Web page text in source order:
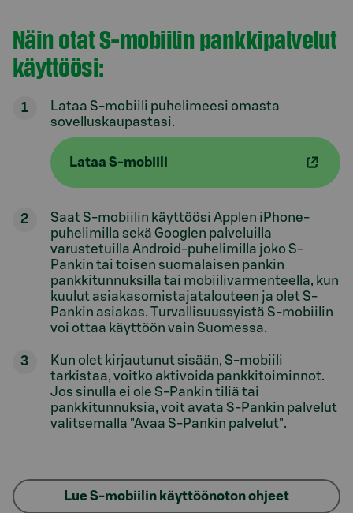
Näin otat S-mobiilin pankkipalvelut
käyttöösi:
Lataa S-mobiili puhelimeesi omasta
sovelluskaupastasi.
Lataa S-mobiili
Saat S-mobiilin käyttöösi Applen iPhone-
puhelimilla sekä Googlen palveluilla
varustetuilla Android-puhelimilla joko S-
Pankin tai toisen suomalaisen pankin
pankkitunnuksilla tai mobiilivarmenteella, kun
kuulut asiakasomistajatalouteen ja olet S-
Pankin asiakas. Turvallisuussyistä S-mobiilin
voi ottaa käyttöön vain Suomessa.
Kun olet kirjautunut sisään, S-mobiili
tarkistaa, voitko aktivoida pankkitoiminnot.
Jos sinulla ei ole S-Pankin tiliä tai
pankkitunnuksia, voit avata S-Pankin palvelut
valitsemalla "Avaa S-Pankin palvelut".
Lue S-mobiilin käyttöönoton ohjeet